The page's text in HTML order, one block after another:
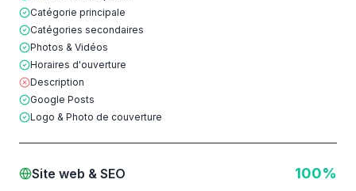
Catégorie principale
Catégories secondaires
Photos & Vidéos
Horaires d'ouverture
Description
Google Posts
Logo & Photo de couverture
Site web & SEO 100%